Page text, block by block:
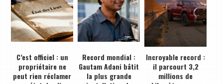
C’est officiel : un
propriétaire ne
peut rien réclamer
Record mondial :
Gautam Adani bâtit
la plus grande
Incroyable record :
il parcourt 3,2
millions de